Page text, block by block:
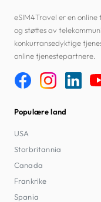
eSIM4Travel er en
og støttes av
konkurransedyktige
online tjenestepartnere.
Populære land
USA
Storbritannia
Canada
Frankrike
Spania